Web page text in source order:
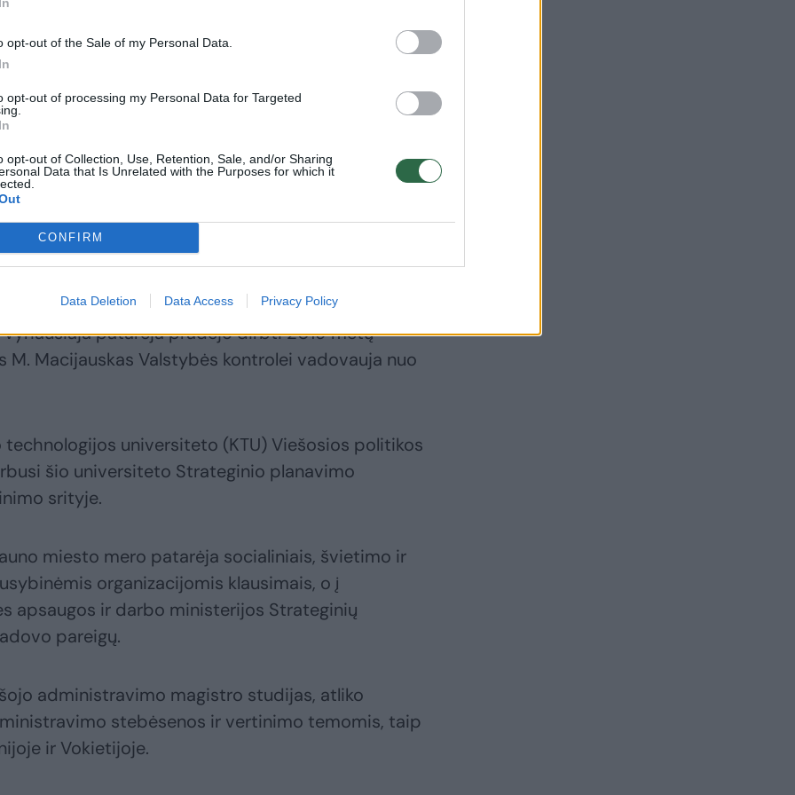
opt-out of the Sale of my Personal Data.
opt-out of processing my Personal Data for Targeted
opt-out of Collection, Use, Retention, Sale, and/or Sharing
Data that Is Unrelated with the Purposes for which it
CONFIRM
Data Deletion Data Access Privacy Policy
kontrolės rekomendacijų kokybę ir stiprinti
to neabejotinai galėtų prisidėti ir kryptingos
duomenų, dirbtinio intelekto,
įsigilinusi į viešojo valdymo stebėsenos ir
vertingos praktinės patirties, yra tinkamiausia
pranešime spaudai cituojamas
vyriausiaja patarėja pradėjo dirbti 2019 metų
Macijauskas Valstybės kontrolei vadovauja nuo
technologijos universiteto (KTU) Viešosios politikos
šio universiteto Strateginio planavimo
srityje.
miesto mero patarėja socialiniais, švietimo ir
organizacijomis klausimais, o į
apsaugos ir darbo ministerijos Strateginių
pareigų.
administravimo magistro studijas, atliko
stebėsenos ir vertinimo temomis, taip
ir Vokietijoje.